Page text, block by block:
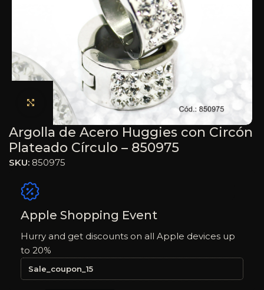
Haga clic para ampliar
Argolla de Acero Huggies con Circón
Plateado Círculo – 850975
SKU: 850975
Apple Shopping Event
Hurry and get discounts on all Apple devices up
to 20%
Sale_coupon_15